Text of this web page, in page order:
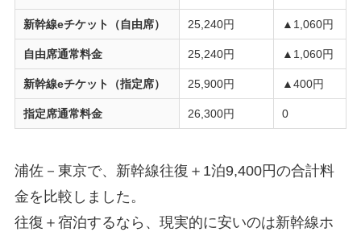
新幹線eチケット（自由席） 25,240円 ▲1,060円
自由席通常料金 25,240円 ▲1,060円
新幹線eチケット（指定席） 25,900円 ▲400円
指定席通常料金 26,300円 0
浦佐－東京で、新幹線往復＋1泊9,400円の合計料
金を比較しました。
往復＋宿泊するなら、現実的に安いのは新幹線ホ